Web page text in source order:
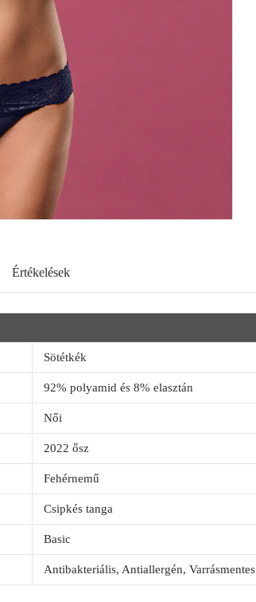
Értékelések
Sötétkék
92% polyamid és 8% elasztán
Női
2022 ősz
Fehérnemű
Csipkés tanga
Basic
Antibakteriális, Antiallergén, Varrásmentes